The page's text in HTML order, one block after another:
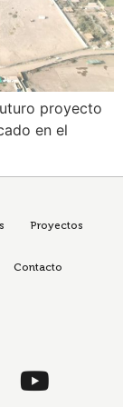
proyecto
en el
Proyectos
Contacto